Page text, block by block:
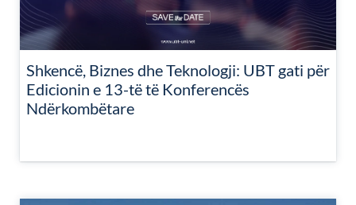
Shkencë, Biznes dhe Teknologji: UBT gati për
Edicionin e 13-të të Konferencës
Ndërkombëtare